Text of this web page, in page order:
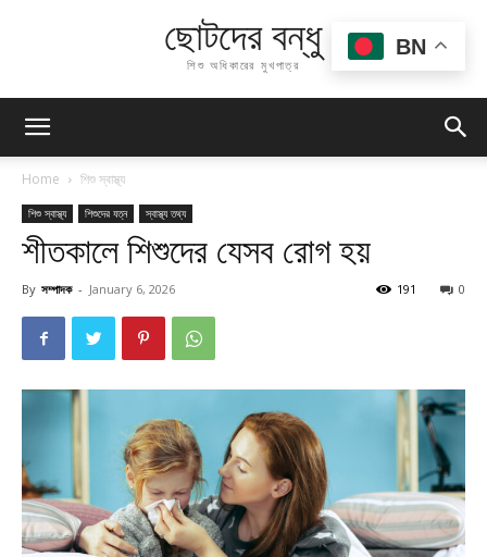
ছোটদের বন্ধু
শিশু অধিকারের মুখপাত্র
Home শিশু স্বাস্থ্য
শিশু স্বাস্থ্য শিশুদের যত্ন স্বাস্থ্য তথ্য
শীতকালে শিশুদের যেসব রোগ হয়
By সম্পাদক - January 6, 2026 0
191
BN